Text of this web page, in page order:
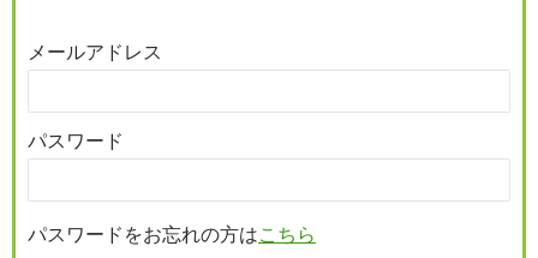
メールアドレス
パスワード
パスワードをお忘れの方はこちら